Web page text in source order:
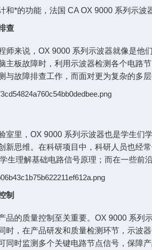
和*的功能，法国 CA OX 9000 系列示波
查
师来说，OX 9000 系列示波器就像是他
主板故障时，利用示波器检测各个电路
与故障排查工作，而面对更为复杂的多
室里，OX 9000 系列示波器也是学生们
新思维。在科研项目中，科研人员也经
生理解基础电路信号原理；而在一些前
制
品的质量控制至关重要。OX 9000 系列
时，在产品研发和质量检测环节，示波
同时监测多个关键电路节点信号，保障